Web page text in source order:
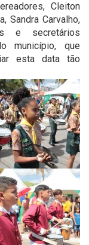
Cleiton
Sandra Carvalho,
e secretários
município, que
esta data tão